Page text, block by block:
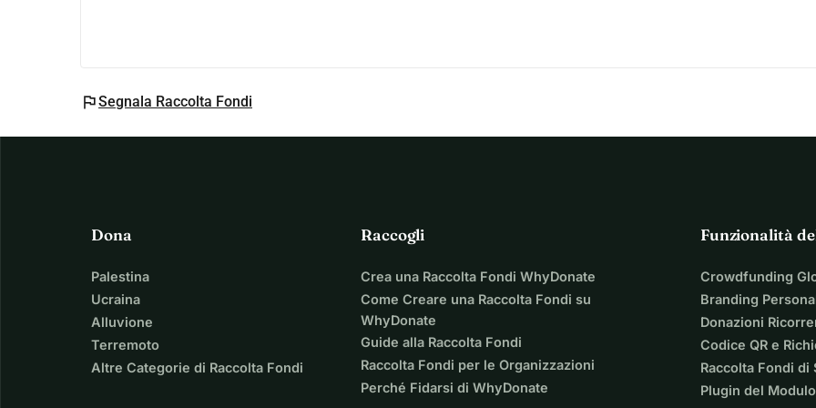
flagSegnala Raccolta Fondi
Dona
Palestina
Ucraina
Alluvione
Terremoto
Altre Categorie di Raccolta Fondi
Raccogli
Crea una Raccolta Fondi WhyDonate
Come Creare una Raccolta Fondi su
WhyDonate
Guide alla Raccolta Fondi
Raccolta Fondi per le Organizzazioni
Perché Fidarsi di WhyDonate
Funzionalità
Crowdfunding
Branding
Donazioni
Codice QR e
Raccolta Fondi di
Plugin del